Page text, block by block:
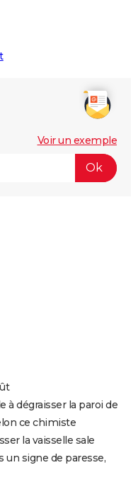
Voir un exemple
à dégraisser la paroi de
ce chimiste
la vaisselle sale
un signe de paresse,